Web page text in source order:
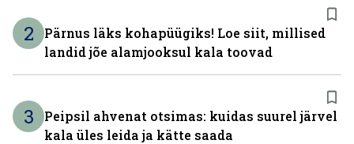
2
Pärnus läks kohapüügiks! Loe siit, millised
landid jõe alamjooksul kala toovad
3
Peipsil ahvenat otsimas: kuidas suurel järvel
kala üles leida ja kätte saada